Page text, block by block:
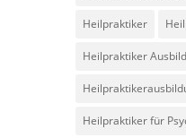
Heilpraktiker
Heilpraktiker
Heilpraktiker für